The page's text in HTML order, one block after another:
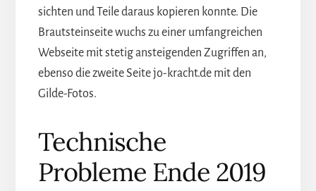
sichten und Teile daraus kopieren konnte. Die
Brautsteinseite wuchs zu einer umfangreichen
Webseite mit stetig ansteigenden Zugriffen an,
ebenso die zweite Seite jo-kracht.de mit den
Gilde-Fotos.
Technische
Probleme Ende 2019